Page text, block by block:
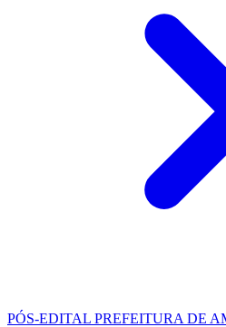
PÓS-EDITAL PREFEITURA DE